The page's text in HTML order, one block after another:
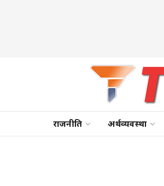
राजनीति अर्थव्यवस्था